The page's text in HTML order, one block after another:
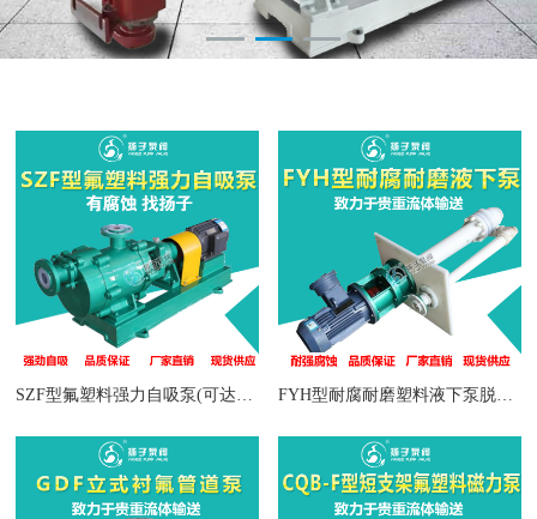
SZF型氟塑料强力自吸泵(可达7m) FYH型耐腐耐磨塑料液下泵脱硫液下泵